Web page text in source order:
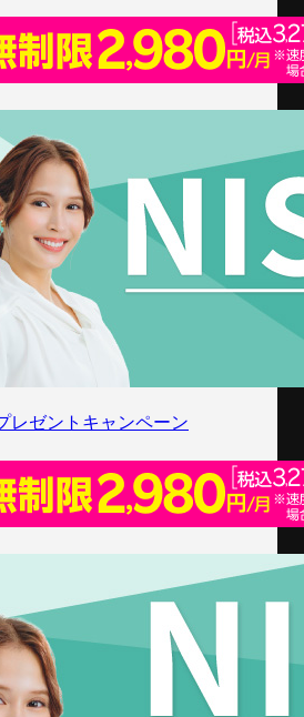
レゼントキャンペーン